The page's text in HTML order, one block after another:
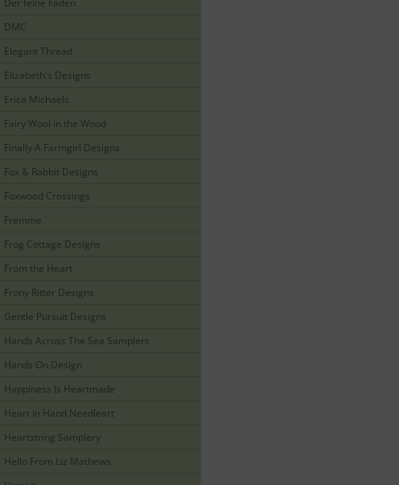
Der feine Faden
DMC
Elegant Thread
Elizabeth's Designs
Erica Michaels
Fairy Wool in the Wood
Finally A Farmgirl Designs
Fox & Rabbit Designs
Foxwood Crossings
Fremme
Frog Cottage Designs
From the Heart
Frony Ritter Designs
Gentle Pursuit Designs
Hands Across The Sea Samplers
Hands On Design
Happiness Is Heartmade
Heart in Hand Needleart
Heartstring Samplery
Hello From Liz Mathews